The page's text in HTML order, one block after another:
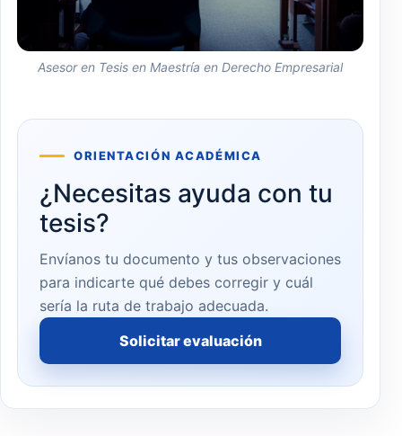
Asesor en Tesis en Maestría en Derecho Empresarial
ORIENTACIÓN ACADÉMICA
¿Necesitas ayuda con tu
tesis?
Envíanos tu documento y tus observaciones
para indicarte qué debes corregir y cuál
sería la ruta de trabajo adecuada.
Solicitar evaluación